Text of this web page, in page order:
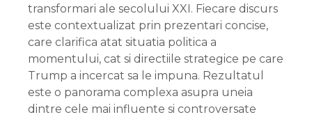
transformari ale secolului XXI. Fiecare discurs
este contextualizat prin prezentari concise,
care clarifica atat situatia politica a
momentului, cat si directiile strategice pe care
Trump a incercat sa le impuna. Rezultatul
este o panorama complexa asupra uneia
dintre cele mai influente si controversate